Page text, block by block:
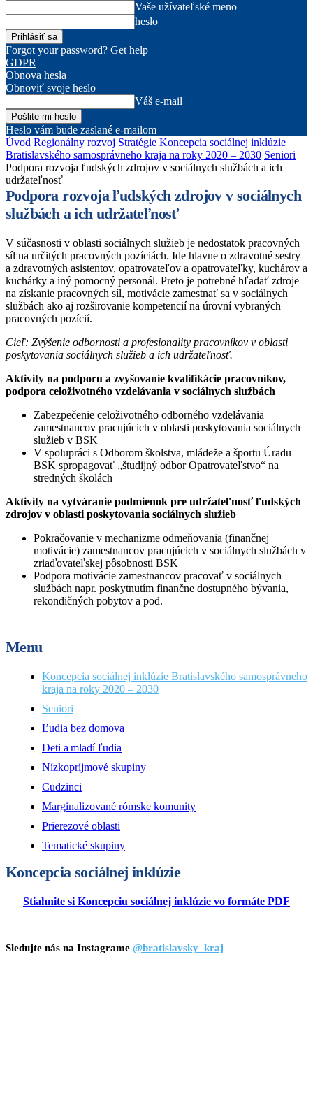
Vaše užívateľské meno
heslo
Forgot your password? Get help
GDPR
Obnova hesla
Obnoviť svoje heslo
Váš e-mail
Heslo vám bude zaslané e-mailom
Úvod Regionálny rozvoj Stratégie Koncepcia sociálnej inklúzie
Bratislavského samosprávneho kraja na roky 2020 – 2030 Seniori
Podpora rozvoja ľudských zdrojov v sociálnych službách a ich
udržateľnosť
Podpora rozvoja ľudských zdrojov v sociálnych
službách a ich udržateľnosť
V súčasnosti v oblasti sociálnych služieb je nedostatok pracovných
síl na určitých pracovných pozíciách. Ide hlavne o zdravotné sestry
a zdravotných asistentov, opatrovateľov a opatrovateľky, kuchárov a
kuchárky a iný pomocný personál. Preto je potrebné hľadať zdroje
na získanie pracovných síl, motivácie zamestnať sa v sociálnych
službách ako aj rozširovanie kompetencií na úrovní vybraných
pracovných pozícií.
Cieľ: Zvýšenie odbornosti a profesionality pracovníkov v oblasti
poskytovania sociálnych služieb a ich udržateľnosť.
Aktivity na podporu a zvyšovanie kvalifikácie pracovníkov,
podpora celoživotného vzdelávania v sociálnych službách
Zabezpečenie celoživotného odborného vzdelávania
zamestnancov pracujúcich v oblasti poskytovania sociálnych
služieb v BSK
V spolupráci s Odborom školstva, mládeže a športu Úradu
BSK spropagovať „študijný odbor Opatrovateľstvo“ na
stredných školách
Aktivity na vytváranie podmienok pre udržateľnosť ľudských
zdrojov v oblasti poskytovania sociálnych služieb
Pokračovanie v mechanizme odmeňovania (finančnej
motivácie) zamestnancov pracujúcich v sociálnych službách v
zriaďovateľskej pôsobnosti BSK
Podpora motivácie zamestnancov pracovať v sociálnych
službách napr. poskytnutím finančne dostupného bývania,
rekondičných pobytov a pod.
Menu
Koncepcia sociálnej inklúzie Bratislavského samosprávneho
kraja na roky 2020 – 2030
Seniori
Ľudia bez domova
Deti a mladí ľudia
Nízkopríjmové skupiny
Cudzinci
Marginalizované rómske komunity
Prierezové oblasti
Tematické skupiny
Koncepcia sociálnej inklúzie
Stiahnite si Koncepciu sociálnej inklúzie vo formáte PDF
Sledujte nás na Instagrame @bratislavsky_kraj